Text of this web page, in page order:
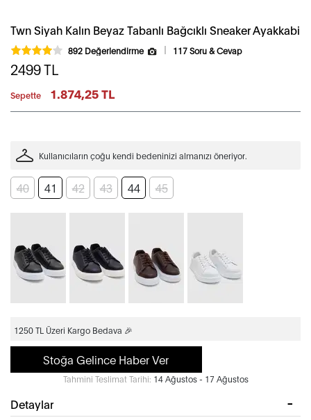
Twn Siyah Kalın Beyaz Tabanlı Bağcıklı Sneaker Ayakkabi
892 Değerlendirme 117 Soru & Cevap
2499TL
Sepette 1.874,25 TL
Kullanıcıların çoğu kendi bedeninizi almanızı öneriyor.
40 41 42 43 44 45
1250 TL Üzeri Kargo Bedava 🎉
Stoğa Gelince Haber Ver
Tahmini Teslimat Tarihi: 14 Ağustos - 17 Ağustos
Detaylar